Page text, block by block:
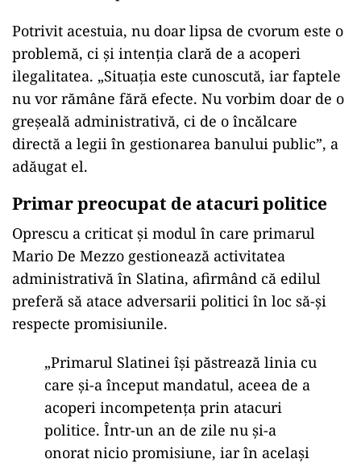
Potrivit acestuia, nu doar lipsa de cvorum este o
problemă, ci și intenția clară de a acoperi
ilegalitatea. „Situația este cunoscută, iar faptele
nu vor rămâne fără efecte. Nu vorbim doar de o
greșeală administrativă, ci de o încălcare
directă a legii în gestionarea banului public”, a
adăugat el.
Primar preocupat de atacuri politice
Oprescu a criticat și modul în care primarul
Mario De Mezzo gestionează activitatea
administrativă în Slatina, afirmând că edilul
preferă să atace adversarii politici în loc să-și
respecte promisiunile.
„Primarul Slatinei își păstrează linia cu
care și-a început mandatul, aceea de a
acoperi incompetența prin atacuri
politice. Într-un an de zile nu și-a
onorat nicio promisiune, iar în același